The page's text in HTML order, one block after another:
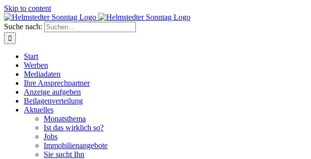
Skip to content
Suche nach:
Start
Werben
Mediadaten
Ihre Ansprechpartner
Anzeige aufgeben
Beilagenverteilung
Aktuelles
Monatsthema
Ist das wirklich so?
Jobs
Immobilienangebote
Sie sucht Ihn